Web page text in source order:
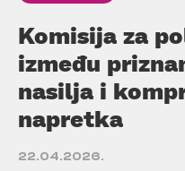
Komisija za
između
nasilja i
napretka
22.04.2026.